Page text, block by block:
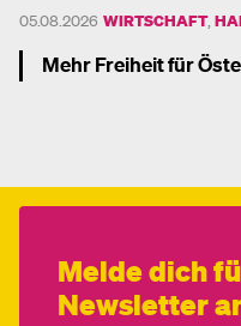
05.08.2026 WIRTSCHAFT,
Mehr Freiheit für
Melde dich
Newsletter